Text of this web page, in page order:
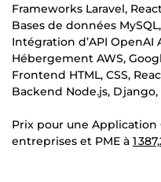
Frameworks Laravel,
Bases de données
Intégration d’API OpenAI
Hébergement AWS,
Frontend HTML, CSS,
Backend Node.js, Django,
Prix pour une Application
entreprises et PME à 1